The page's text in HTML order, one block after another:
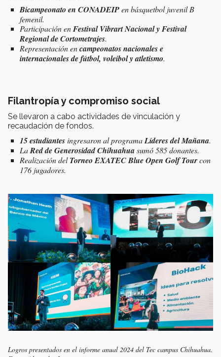
Bicampeonato en CONADEIPen básquetbol juvenil B
femenil.
Participación enFestival Vibrart Nacional y Festival
Regional de Cortometrajes.
Representación encampeonatos nacionales e
internacionales de fútbol, voleibol y atletismo.
Filantropía y compromiso social
Se llevaron a cabo actividades de vinculación y
recaudación de fondos.
15 estudiantesingresaron al programaLíderes del Mañana.
LaRed de Generosidad Chihuahuasumó 585 donantes.
Realización delTorneo EXATEC Blue Open Golf Tourcon
176 jugadores.
Logros presentados en el informe anual 2024 del Tec campus Chihuahua.